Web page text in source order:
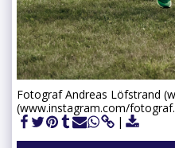
Fotograf Andreas Löfstrand
(www.instagram.com/